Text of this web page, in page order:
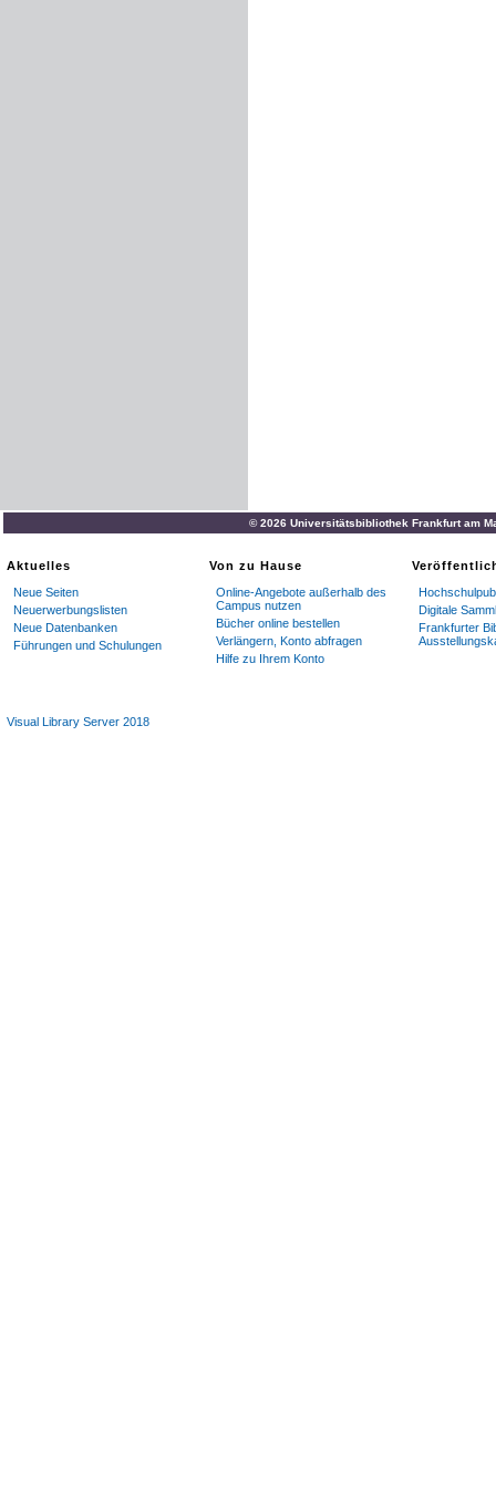
© 2026 Universitätsbibliothek Frankfurt am
Aktuelles
Neue Seiten
Neuerwerbungslisten
Neue Datenbanken
Führungen und Schulungen
Von zu Hause
Online-Angebote außerhalb des
Campus nutzen
Bücher online bestellen
Verlängern, Konto abfragen
Hilfe zu Ihrem Konto
Digitale
Frankfurter
Visual Library Server 2018